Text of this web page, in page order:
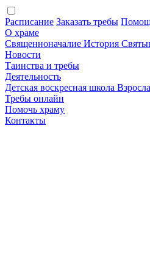
Расписание Заказать требы
О храме
Священноначалие История
Новости
Таинства и требы
Деятельность
Детская воскресная школа
Требы онлайн
Помочь храму
Контакты